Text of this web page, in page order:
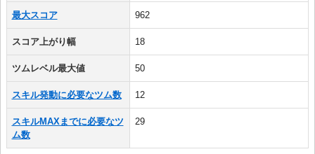
最大スコア 962
スコア上がり幅 18
ツムレベル最大値 50
スキル発動に必要なツム数 12
スキルMAXまでに必要なツ
ム数
29